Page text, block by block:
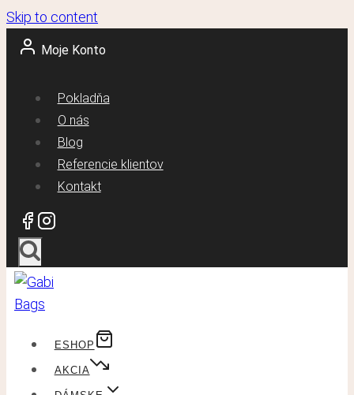
Skip to content
Moje Konto
Pokladňa
O nás
Blog
Referencie klientov
Kontakt
ESHOP
AKCIA